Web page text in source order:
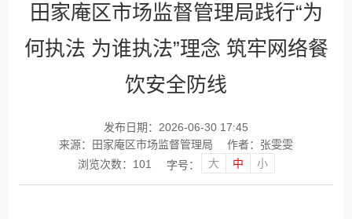
田家庵区市场监督管理局践行“为
何执法 为谁执法”理念 筑牢网络餐
饮安全防线
发布日期：2026-06-30 17:45
来源：田家庵区市场监督管理局
作者：张雯雯
浏览次数： 101 字号： 大 中 小